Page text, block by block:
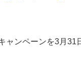
ャンペーンを3月31